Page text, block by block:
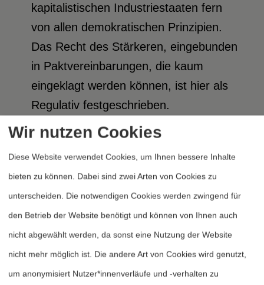
kapitalistischen Industriestaaten fern
von allen demokratischen Prinzipien.
Das Recht des Stärkeren, eingebunden
in Paktvereinbarungen, die kaum
eingeklagt werden können, ist hier als
Regulativ festgeschrieben.
Zweitens wird die Rivalität unter den
Status ganz wesentlich durch seine
Rüstungspotentiale bestimmt. Das
bedeutet aber einen immanenten
Antrieb zu ständiger Aufrüstung, die
heutzutage im wesentlichen einen
qualitativen Charakter mit hohem
Ressourcenbedarf hat.
Wir nutzen Cookies
Diese Website verwendet Cookies, um Ihnen bessere Inhalte
bieten zu können. Dabei sind zwei Arten von Cookies zu
unterscheiden. Die notwendigen Cookies werden zwingend für
den Betrieb der Website benötigt und können von Ihnen auch
nicht abgewählt werden, da sonst eine Nutzung der Website
nicht mehr möglich ist. Die andere Art von Cookies wird genutzt,
um anonymisiert Nutzer*innenverläufe und -verhalten zu